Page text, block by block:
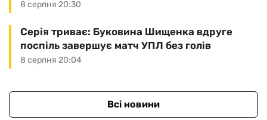
8 серпня 20:30
8 серпня 20:04
Серія триває: Буковина Шищенка вдруге
поспіль завершує матч УПЛ без голів
Всі новини